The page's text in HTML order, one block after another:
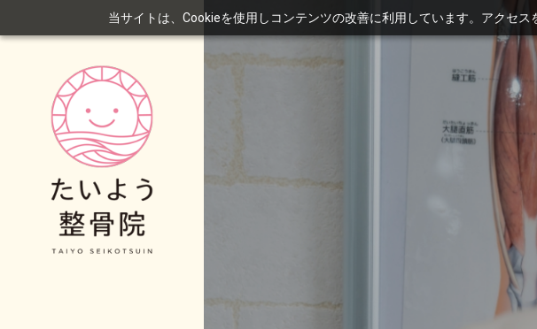
当サイトは、Cookieを使用しコンテンツの改善に利用しています。アクセ